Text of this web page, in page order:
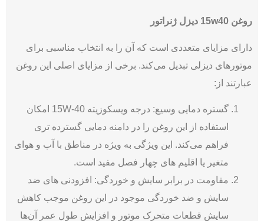
روغن 15w40 دیزل ژنراتور
دارای مزایای متعددی است که آن را به انتخاب مناسبی برای
موتورهای دیزلی تبدیل می‌کند. برخی از مزایای اصلی این روغن
عبارتند از:
گستره دمایی وسیع: درجه ویسکوزیته 15W-40 امکان
استفاده از این روغن را در دامنه دمایی گسترده ‌تری
فراهم می‌کند. این ویژگی به ویژه در مناطق با آب و هوای
متغیر یا اقلیم‌ های چهار فصل مفید است.
مقاومت در برابر سایش و خوردگی: افزودنی ‌های ضد
سایش و ضد خوردگی موجود در این روغن موجب کاهش
سایش قطعات متحرک موتور و افزایش طول عمر آن‌ها